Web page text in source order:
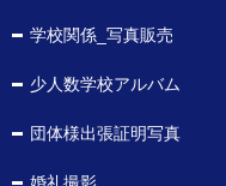
学校関係_写真販売
少人数学校アルバム
団体様出張証明写真
婚礼撮影